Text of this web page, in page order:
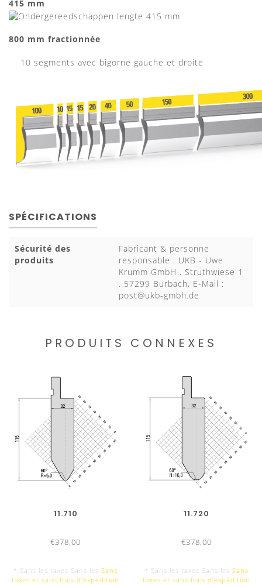
415 mm
800 mm fractionnée
10 segments avec bigorne gauche et droite
SPÉCIFICATIONS
Sécurité des
produits
Fabricant & personne
responsable : UKB - Uwe
Krumm GmbH . Struthwiese 1
. 57299 Burbach, E-Mail :
post@ukb-gmbh.de
PRODUITS CONNEXES
11.710
€378,00
* Sans les taxes Sans les Sans
taxes et sans frais d‘expédition
11.720
€378,00
* Sans les taxes Sans les Sans
taxes et sans frais d‘expédition